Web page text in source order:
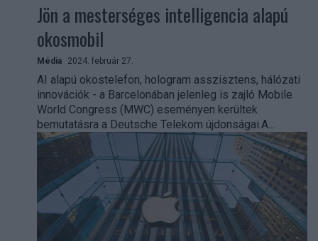
Jön a mesterséges intelligencia alapú
okosmobil
Média 2024. február 27.
AI alapú okostelefon, hologram asszisztens, hálózati
innovációk - a Barcelonában jelenleg is zajló Mobile
World Congress (MWC) eseményen kerültek
bemutatásra a Deutsche Telekom újdonságai.A...